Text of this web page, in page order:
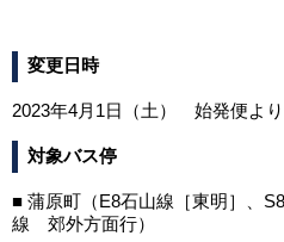
変更日時
2023年4月1日（土） 始発便より
対象バス停
■ 蒲原町（E8石山線［東明］、
線 郊外方面行）